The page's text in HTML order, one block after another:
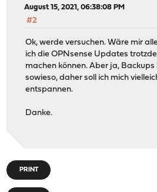
August 15, 2021, 06:38:08 PM
#2
Ok, werde versuchen. Wäre mir
ich die OPNsense Updates
machen können. Aber ja,
sowieso, daher soll ich mich
entspannen.
Danke.
PRINT